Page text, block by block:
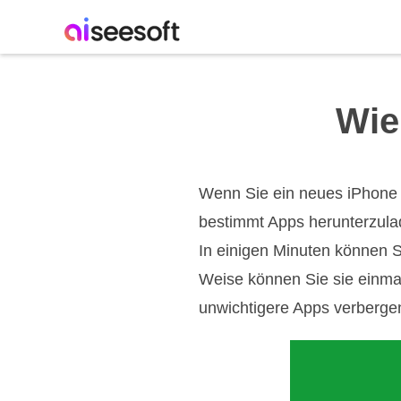
Wenn Sie ein neues
bestimmt Apps
In einigen Minuten können
Weise können Sie sie
unwichtigere Apps